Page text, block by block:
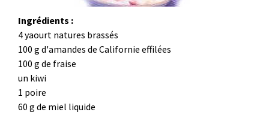
Ingrédients :
4 yaourt natures brassés
100 g d'amandes de Californie effilées
100 g de fraise
un kiwi
1 poire
60 g de miel liquide